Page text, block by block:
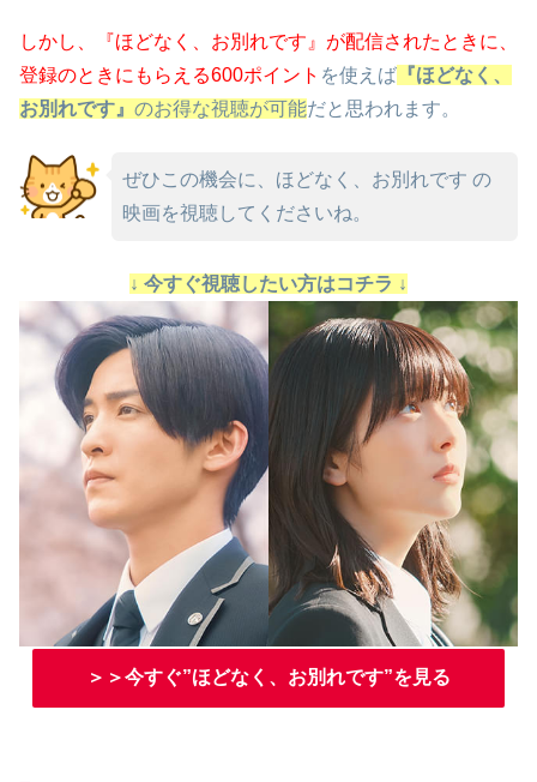
しかし、『ほどなく、お別れです』が配信されたときに、
登録のときにもらえる600ポイント を使えば 『ほどなく、
お別れです』 のお得な視聴が可能だと思われます。
ぜひこの機会に、ほどなく、お別れです の
映画を視聴してくださいね。
↓ 今すぐ視聴したい方はコチラ ↓
＞＞今すぐ”ほどなく、お別れです”を見る